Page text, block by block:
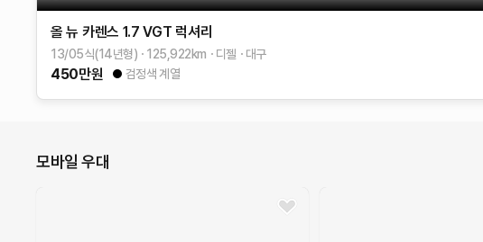
올 뉴 카렌스 1.7 VGT 럭셔리
13/05식(14년형) 125,922km 디젤 대구
450만원 검정색 계열
모바일 우대